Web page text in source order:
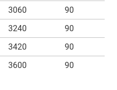
3060
90
3240
90
3420
90
3600 90